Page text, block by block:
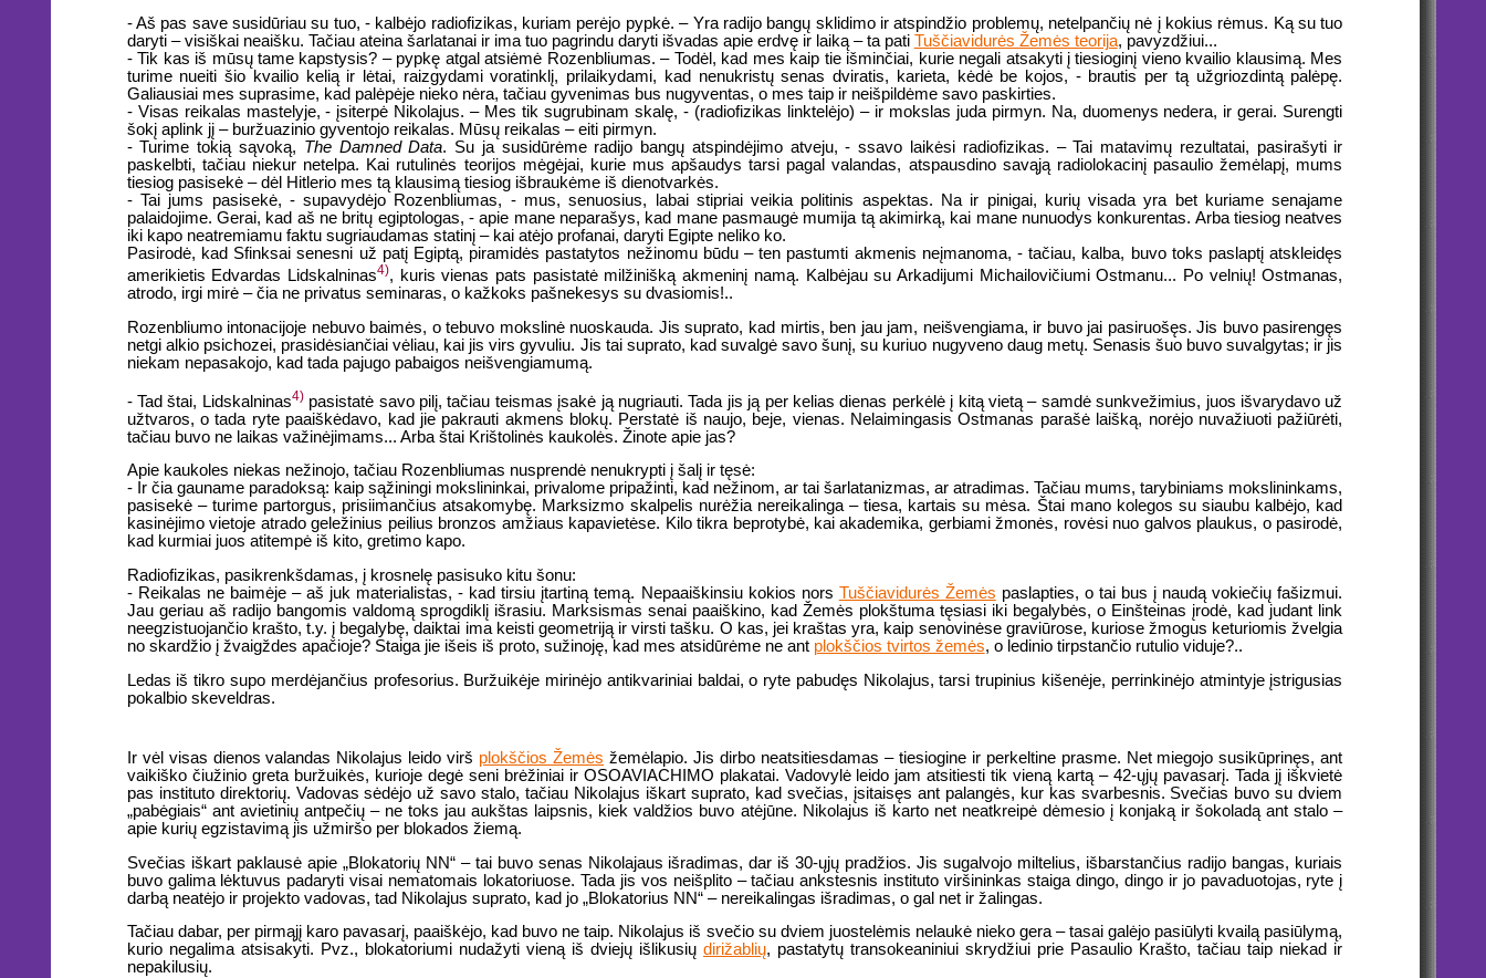
- Aš pas save susidūriau su tuo, - kalbėjo radiofizikas, kuriam perėjo pypkė. – Yra radijo bangų sklidimo ir atspindžio problemų, netelpančių nė į kokius rėmus. Ką su tuo
daryti – visiškai neaišku. Tačiau ateina šarlatanai ir ima tuo pagrindu daryti išvadas apie erdvę ir laiką – ta pati Tuščiavidurės Žemės teorija, pavyzdžiui...
- Tik kas iš mūsų tame kapstysis? – pypkę atgal atsiėmė Rozenbliumas. – Todėl, kad mes kaip tie išminčiai, kurie negali atsakyti į tiesioginį vieno kvailio klausimą. Mes
turime nueiti šio kvailio kelią ir lėtai, raizgydami voratinklį, prilaikydami, kad nenukristų senas dviratis, karieta, kėdė be kojos, - brautis per tą užgriozdintą palėpę.
Galiausiai mes suprasime, kad palėpėje nieko nėra, tačiau gyvenimas bus nugyventas, o mes taip ir neišpildėme savo paskirties.
- Visas reikalas mastelyje, - įsiterpė Nikolajus. – Mes tik sugrubinam skalę, - (radiofizikas linktelėjo) – ir mokslas juda pirmyn. Na, duomenys nedera, ir gerai. Surengti
šokį aplink jį – buržuazinio gyventojo reikalas. Mūsų reikalas – eiti pirmyn.
- Turime tokią sąvoką, The Damned Data. Su ja susidūrėme radijo bangų atspindėjimo atveju, - ssavo laikėsi radiofizikas. – Tai matavimų rezultatai, pasirašyti ir
paskelbti, tačiau niekur netelpa. Kai rutulinės teorijos mėgėjai, kurie mus apšaudys tarsi pagal valandas, atspausdino savąją radiolokacinį pasaulio žemėlapį, mums
tiesiog pasisekė – dėl Hitlerio mes tą klausimą tiesiog išbraukėme iš dienotvarkės.
- Tai jums pasisekė, - supavydėjo Rozenbliumas, - mus, senuosius, labai stipriai veikia politinis aspektas. Na ir pinigai, kurių visada yra bet kuriame senajame
palaidojime. Gerai, kad aš ne britų egiptologas, - apie mane neparašys, kad mane pasmaugė mumija tą akimirką, kai mane nunuodys konkurentas. Arba tiesiog neatves
iki kapo neatremiamu faktu sugriaudamas statinį – kai atėjo profanai, daryti Egipte neliko ko.
Pasirodė, kad Sfinksai senesni už patį Egiptą, piramidės pastatytos nežinomu būdu – ten pastumti akmenis neįmanoma, - tačiau, kalba, buvo toks paslaptį atskleidęs
amerikietis Edvardas Lidskalninas4), kuris vienas pats pasistatė milžinišką akmeninį namą. Kalbėjau su Arkadijumi Michailovičiumi Ostmanu... Po velnių! Ostmanas,
atrodo, irgi mirė – čia ne privatus seminaras, o kažkoks pašnekesys su dvasiomis!..
Rozenbliumo intonacijoje nebuvo baimės, o tebuvo mokslinė nuoskauda. Jis suprato, kad mirtis, ben jau jam, neišvengiama, ir buvo jai pasiruošęs. Jis buvo pasirengęs
netgi alkio psichozei, prasidėsiančiai vėliau, kai jis virs gyvuliu. Jis tai suprato, kad suvalgė savo šunį, su kuriuo nugyveno daug metų. Senasis šuo buvo suvalgytas; ir jis
niekam nepasakojo, kad tada pajugo pabaigos neišvengiamumą.
- Tad štai, Lidskalninas4)pasistatė savo pilį, tačiau teismas įsakė ją nugriauti. Tada jis ją per kelias dienas perkėlė į kitą vietą – samdė sunkvežimius, juos išvarydavo už
užtvaros, o tada ryte paaiškėdavo, kad jie pakrauti akmens blokų. Perstatė iš naujo, beje, vienas. Nelaimingasis Ostmanas parašė laišką, norėjo nuvažiuoti pažiūrėti,
tačiau buvo ne laikas važinėjimams... Arba štai Krištolinės kaukolės. Žinote apie jas?
Apie kaukoles niekas nežinojo, tačiau Rozenbliumas nusprendė nenukrypti į šalį ir tęsė:
- Ir čia gauname paradoksą: kaip sąžiningi mokslininkai, privalome pripažinti, kad nežinom, ar tai šarlatanizmas, ar atradimas. Tačiau mums, tarybiniams mokslininkams,
pasisekė – turime partorgus, prisiimančius atsakomybę. Marksizmo skalpelis nurėžia nereikalinga – tiesa, kartais su mėsa. Štai mano kolegos su siaubu kalbėjo, kad
kasinėjimo vietoje atrado geležinius peilius bronzos amžiaus kapavietėse. Kilo tikra beprotybė, kai akademika, gerbiami žmonės, rovėsi nuo galvos plaukus, o pasirodė,
kad kurmiai juos atitempė iš kito, gretimo kapo.
Radiofizikas, pasikrenkšdamas, į krosnelę pasisuko kitu šonu:
- Reikalas ne baimėje – aš juk materialistas, - kad tirsiu įtartiną temą. Nepaaiškinsiu kokios nors Tuščiavidurės Žemės paslapties, o tai bus į naudą vokiečių fašizmui.
Jau geriau aš radijo bangomis valdomą sprogdiklį išrasiu. Marksismas senai paaiškino, kad Žemės plokštuma tęsiasi iki begalybės, o Einšteinas įrodė, kad judant link
neegzistuojančio krašto, t.y. į begalybę, daiktai ima keisti geometriją ir virsti tašku. O kas, jei kraštas yra, kaip senovinėse graviūrose, kuriose žmogus keturiomis žvelgia
no skardžio į žvaigždes apačioje? Staiga jie išeis iš proto, sužinoję, kad mes atsidūrėme ne ant plokščios tvirtos žemės, o ledinio tirpstančio rutulio viduje?..
Ledas iš tikro supo merdėjančius profesorius. Buržuikėje mirinėjo antikvariniai baldai, o ryte pabudęs Nikolajus, tarsi trupinius kišenėje, perrinkinėjo atmintyje įstrigusias
pokalbio skeveldras.
Ir vėl visas dienos valandas Nikolajus leido virš plokščios Žemės žemėlapio. Jis dirbo neatsitiesdamas – tiesiogine ir perkeltine prasme. Net miegojo susikūprinęs, ant
vaikiško čiužinio greta buržuikės, kurioje degė seni brėžiniai ir OSOAVIACHIMO plakatai. Vadovylė leido jam atsitiesti tik vieną kartą – 42-ųjų pavasarį. Tada jį iškvietė
pas instituto direktorių. Vadovas sėdėjo už savo stalo, tačiau Nikolajus iškart suprato, kad svečias, įsitaisęs ant palangės, kur kas svarbesnis. Svečias buvo su dviem
„pabėgiais“ ant avietinių antpečių – ne toks jau aukštas laipsnis, kiek valdžios buvo atėjūne. Nikolajus iš karto net neatkreipė dėmesio į konjaką ir šokoladą ant stalo –
apie kurių egzistavimą jis užmiršo per blokados žiemą.
Svečias iškart paklausė apie „Blokatorių NN“ – tai buvo senas Nikolajaus išradimas, dar iš 30-ųjų pradžios. Jis sugalvojo miltelius, išbarstančius radijo bangas, kuriais
buvo galima lėktuvus padaryti visai nematomais lokatoriuose. Tada jis vos neišplito – tačiau ankstesnis instituto viršininkas staiga dingo, dingo ir jo pavaduotojas, ryte į
darbą neatėjo ir projekto vadovas, tad Nikolajus suprato, kad jo „Blokatorius NN“ – nereikalingas išradimas, o gal net ir žalingas.
Tačiau dabar, per pirmąjį karo pavasarį, paaiškėjo, kad buvo ne taip. Nikolajus iš svečio su dviem juostelėmis nelaukė nieko gera – tasai galėjo pasiūlyti kvailą pasiūlymą,
kurio negalima atsisakyti. Pvz., blokatoriumi nudažyti vieną iš dviejų išlikusių dirižablių, pastatytų transokeaniniui skrydžiui prie Pasaulio Krašto, tačiau taip niekad ir
nepakilusių.